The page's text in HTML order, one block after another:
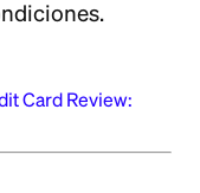
Card Review: